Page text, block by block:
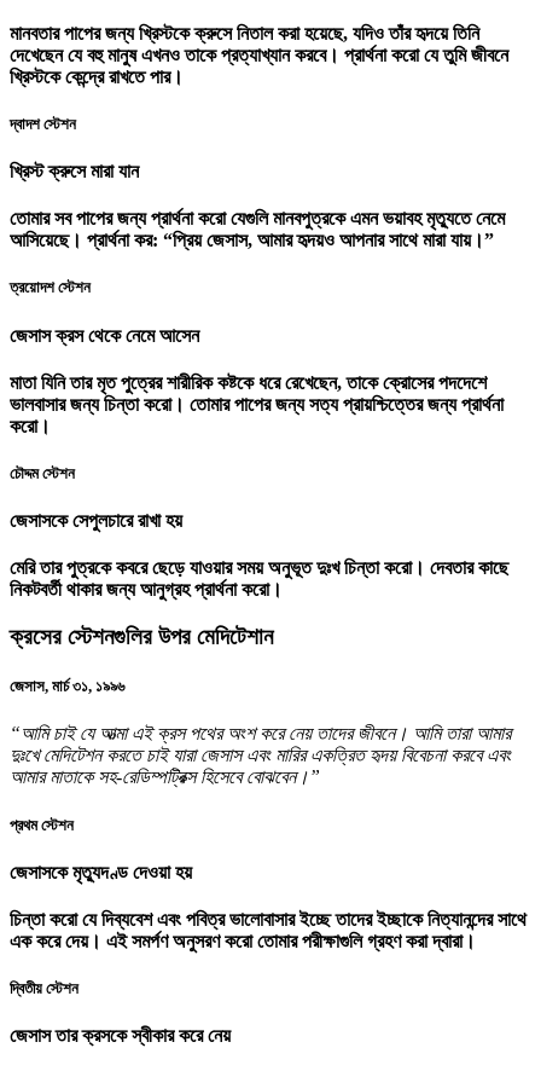
মানবতার পাপের জন্য খ্রিস্টকে ক্রুসে নিতাল করা হয়েছে, যদিও তাঁর হৃদয়ে তিনি
দেখেছেন যে বহু মানুষ এখনও তাকে প্রত্যাখ্যান করবে। প্রার্থনা করো যে তুমি জীবনে
খ্রিস্টকে কেন্দ্রে রাখতে পার।
দ্বাদশ স্টেশন
খ্রিস্ট ক্রুসে মারা যান
তোমার সব পাপের জন্য প্রার্থনা করো যেগুলি মানবপুত্রকে এমন ভয়াবহ মৃত্যুতে নেমে
আসিয়েছে। প্রার্থনা কর: “প্রিয় জেসাস, আমার হৃদয়ও আপনার সাথে মারা যায়।”
ত্রয়োদশ স্টেশন
জেসাস ক্রস থেকে নেমে আসেন
মাতা যিনি তার মৃত পুত্রের শারীরিক কষ্টকে ধরে রেখেছেন, তাকে ক্রোসের পদদেশে
ভালবাসার জন্য চিন্তা করো। তোমার পাপের জন্য সত্য প্রায়শ্চিত্তের জন্য প্রার্থনা
করো।
চৌদ্দম স্টেশন
জেসাসকে সেপুলচারে রাখা হয়
মেরি তার পুত্রকে কবরে ছেড়ে যাওয়ার সময় অনুভূত দুঃখ চিন্তা করো। দেবতার কাছে
নিকটবর্তী থাকার জন্য আনুগ্রহ প্রার্থনা করো।
ক্রসের স্টেশনগুলির উপর মেদিটেশান
জেসাস, মার্চ ৩১, ১৯৯৬
“আমি চাই যে আত্মা এই ক্রস পথের অংশ করে নেয় তাদের জীবনে। আমি তারা আমার
দুঃখে মেদিটেশন করতে চাই যারা জেসাস এবং মারির একত্রিত হৃদয় বিবেচনা করবে এবং
আমার মাতাকে সহ-রেডিম্পট্রিক্স হিসেবে বোঝবেন।”
প্রথম স্টেশন
জেসাসকে মৃত্যুদণ্ড দেওয়া হয়
চিন্তা করো যে দিব্যবেশ এবং পবিত্র ভালোবাসার ইচ্ছে তাদের ইচ্ছাকে নিত্যানন্দের সাথে
এক করে দেয়। এই সমর্পণ অনুসরণ করো তোমার পরীক্ষাগুলি গ্রহণ করা দ্বারা।
দ্বিতীয় স্টেশন
জেসাস তার ক্রসকে স্বীকার করে নেয়